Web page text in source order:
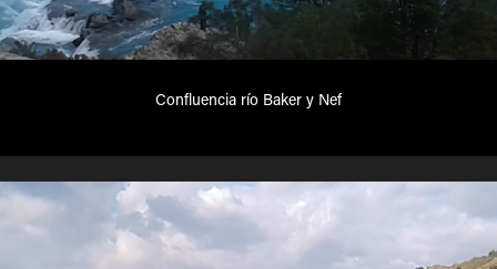
Confluencia río Baker y Nef